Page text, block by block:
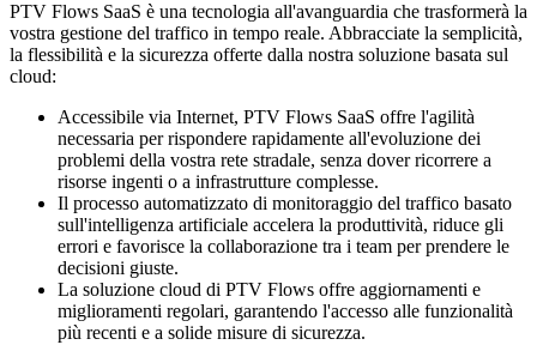
PTV Flows SaaS è una tecnologia all'avanguardia che trasformerà la
vostra gestione del traffico in tempo reale. Abbracciate la semplicità,
la flessibilità e la sicurezza offerte dalla nostra soluzione basata sul
cloud:
Accessibile via Internet, PTV Flows SaaS offre l'agilità
necessaria per rispondere rapidamente all'evoluzione dei
problemi della vostra rete stradale, senza dover ricorrere a
risorse ingenti o a infrastrutture complesse.
Il processo automatizzato di monitoraggio del traffico basato
sull'intelligenza artificiale accelera la produttività, riduce gli
errori e favorisce la collaborazione tra i team per prendere le
decisioni giuste.
La soluzione cloud di PTV Flows offre aggiornamenti e
miglioramenti regolari, garantendo l'accesso alle funzionalità
più recenti e a solide misure di sicurezza.